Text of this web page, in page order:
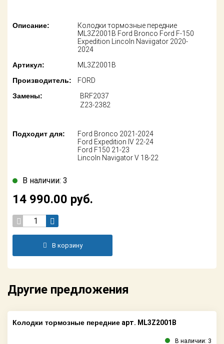
Оплата
Поставщикам
Партнерство и
заказ
Контакты
Описание:
Колодки тормозные передние
ML3Z2001B Ford Bronco Ford F-150
Expedition Lincoln Naviigator 2020-
2024
Артикул:
ML3Z2001B
Производитель:
FORD
Замены:
BRF2037
Z23-2382
Подходит для:
Ford Bronco 2021-2024
Ford Expedition IV 22-24
Ford F150 21-23
Lincoln Navigator V 18-22
В наличии: 3
14 990.00 руб.
В корзину
Другие предложения
Колодки тормозные передние арт. ML3Z2001B
В наличии: 3